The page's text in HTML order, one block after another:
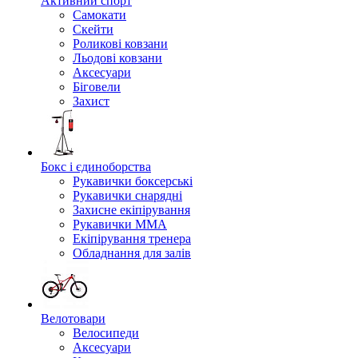
Самокати
Скейти
Роликові ковзани
Льодові ковзани
Аксесуари
Біговели
Захист
Бокс і єдиноборства
Рукавички боксерські
Рукавички снарядні
Захисне екіпірування
Рукавички ММА
Екіпірування тренера
Обладнання для залів
Велотовари
Велосипеди
Аксесуари